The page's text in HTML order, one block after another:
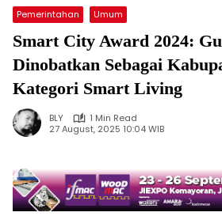
Pemerintahan Umum
Smart City Award 2024:
Dinobatkan Sebagai
Kategori Smart Living
BLY
1 Min Read
27 August, 2025 10:04 WIB